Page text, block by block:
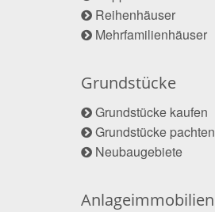
Reihenhäuser
Mehrfamilienhäuser
Grundstücke
Grundstücke kaufen
Grundstücke pachten
Neubaugebiete
Anlageimmobilien